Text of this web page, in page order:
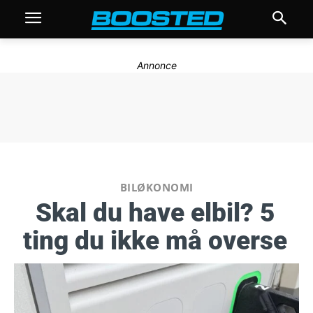
Annonce
BILØKONOMI
Skal du have elbil? 5
ting du ikke må overse